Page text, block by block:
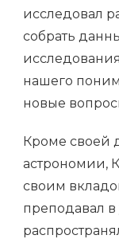
исследовал
собрать
нашего
новые
Кроме своей
астрономии,
своим
преподавал в